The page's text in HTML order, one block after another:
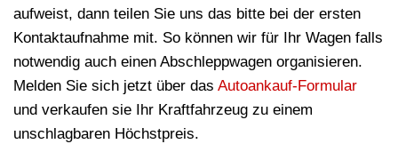
aufweist, dann teilen Sie uns das bitte bei der ersten
Kontaktaufnahme mit. So können wir für Ihr Wagen falls
notwendig auch einen Abschleppwagen organisieren.
Melden Sie sich jetzt über das Autoankauf-Formular
und verkaufen sie Ihr Kraftfahrzeug zu einem
unschlagbaren Höchstpreis.